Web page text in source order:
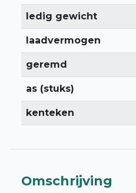
ledig gewicht
laadvermogen
geremd
as (stuks)
kenteken
Omschrijving